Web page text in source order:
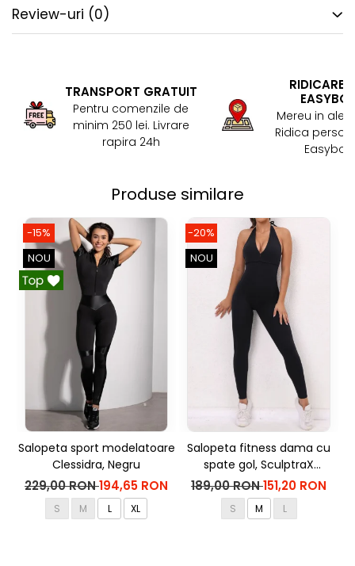
Review-uri (0)
TRANSPORT GRATUIT
Pentru comenzile de
minim 250 lei. Livrare
rapira 24h
RIDICARE
Mereu in
Ridica
Easybox!
Produse similare
-15%
NOU
Salopeta sport modelatoare
Clessidra, Negru
229,00 RON194,65 RON
S M L XL
-20%
NOU
Salopeta fitness dama cu
spate gol, SculptraX
Jumpsuit, Negru
189,00 RON151,20 RON
S M L